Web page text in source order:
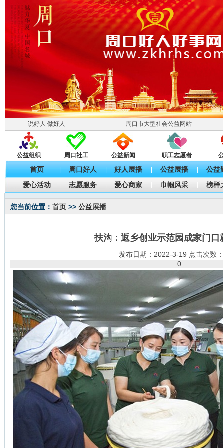
说好人 做好人 周口市大型社会公益网站
公益组织 周口社工 公益新闻 职工志愿者
首页 | 周口好人 | 好人展播 | 公益展播 |
公益
爱心活动
志愿服务 爱心商家 巾帼风采 榜样
您当前位置： 首页 >> 公益展播
扶沟：返乡创业示范园成家门口
发布日期：2022-3-19 点击次数
0